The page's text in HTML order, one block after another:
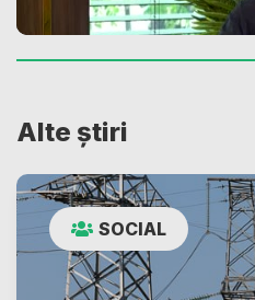
Alte știri
SOCIAL